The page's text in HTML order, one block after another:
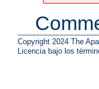
Copyright 2024 The
Licencia bajo los